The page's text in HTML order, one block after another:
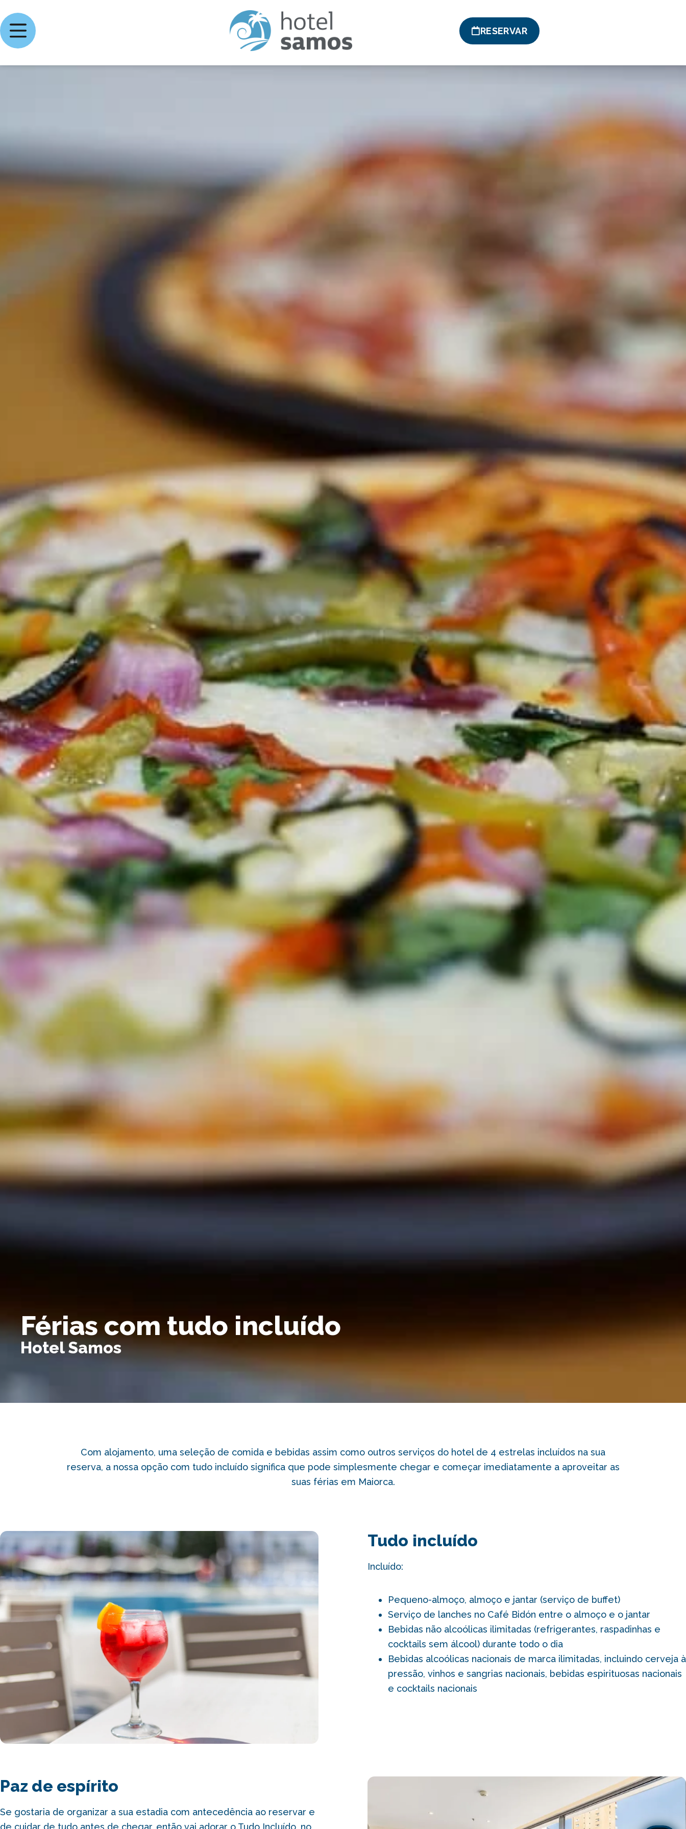
RESERVAR
Férias com tudo incluído
Hotel Samos
Com alojamento, uma seleção de comida e bebidas assim como outros serviços do hotel de 4 estrelas incluídos na sua
reserva, a nossa opção com tudo incluído significa que pode simplesmente chegar e começar imediatamente a aproveitar as
suas férias em Maiorca.
Tudo incluído
Incluído:
Pequeno-almoço, almoço e jantar (serviço de buffet)
Serviço de lanches no Café Bidón entre o almoço e o jantar
Bebidas não alcoólicas ilimitadas (refrigerantes, raspadinhas e
cocktails sem álcool) durante todo o dia
Bebidas alcoólicas nacionais de marca ilimitadas, incluindo cerveja à
pressão, vinhos e sangrias nacionais, bebidas espirituosas nacionais
e cocktails nacionais
Paz de espírito
Se gostaria de organizar a sua estadia com antecedência ao reservar e
de cuidar de tudo antes de chegar, então vai adorar o Tudo Incluído, no